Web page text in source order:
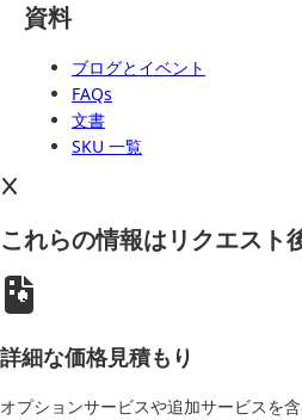
資料
ブログとイベント
FAQs
文書
SKU 一覧
これらの情報はリクエスト
詳細な価格見積もり
オプションサービスや追加サービスを含